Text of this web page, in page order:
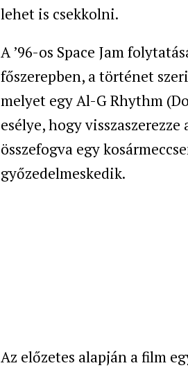
lehet is csekkolni.
A ’96-os Space Jam
főszerepben, a történet
melyet egy Al-G Rhythm
esélye, hogy
összefogva egy
győzedelmeskedik.
Az előzetes alapján a film